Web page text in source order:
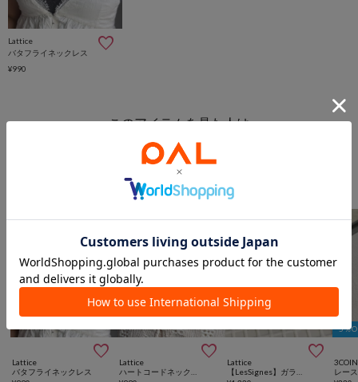
Lattice
バタフライネックレス
¥990
このアイテムを見た人は
こんなアイテムも見ています
アクセサリーからのおすすめ

Lattice
バタフライネックレス

Lattice

Lattice
5％
レー